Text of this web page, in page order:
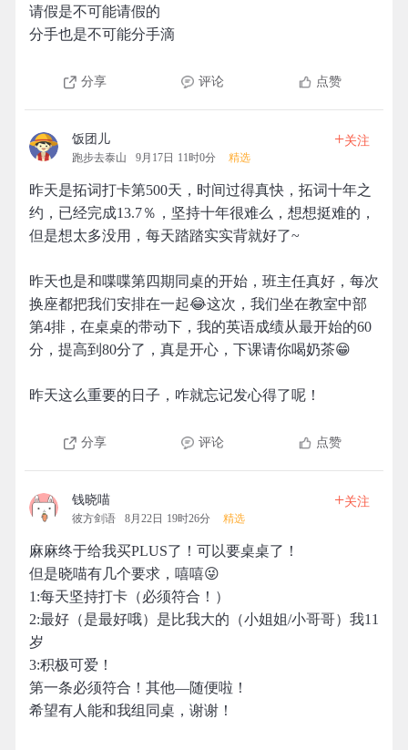
请假是不可能请假的
分手也是不可能分手滴
分享 评论 点赞
饭团儿
跑步去泰山 9月17日 11时0分 精选
+关注
昨天是拓词打卡第500天，时间过得真快，拓词十年之
约，已经完成13.7％，坚持十年很难么，想想挺难的，
但是想太多没用，每天踏踏实实背就好了~
昨天也是和喋喋第四期同桌的开始，班主任真好，每次
换座都把我们安排在一起😂这次，我们坐在教室中部
第4排，在桌桌的带动下，我的英语成绩从最开始的60
分，提高到80分了，真是开心，下课请你喝奶茶😁
昨天这么重要的日子，咋就忘记发心得了呢！
分享 评论 点赞
钱晓喵
彼方剑语 8月22日 19时26分 精选
+关注
麻麻终于给我买PLUS了！可以要桌桌了！
但是晓喵有几个要求，嘻嘻😜
1:每天坚持打卡（必须符合！）
2:最好（是最好哦）是比我大的（小姐姐/小哥哥）我11
岁
3:积极可爱！
第一条必须符合！其他—随便啦！
希望有人能和我组同桌，谢谢！